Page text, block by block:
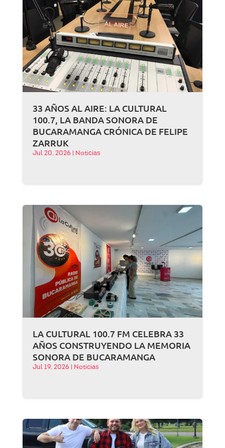
33 AÑOS AL AIRE: LA CULTURAL
100.7, LA BANDA SONORA DE
BUCARAMANGA CRÓNICA DE FELIPE
ZARRUK
Jul 20, 2026 Noticias
LA CULTURAL 100.7 FM CELEBRA 33
AÑOS CONSTRUYENDO LA MEMORIA
SONORA DE BUCARAMANGA
Jul 19, 2026 Noticias